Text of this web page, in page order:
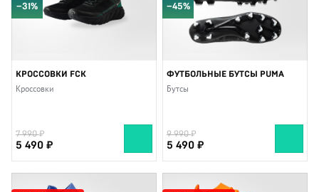
−31%
КРОССОВКИ FCK
Кроссовки
7 990
5 490
−45%
ФУТБОЛЬНЫЕ БУТСЫ PUMA
Бутсы
9 990
5 490